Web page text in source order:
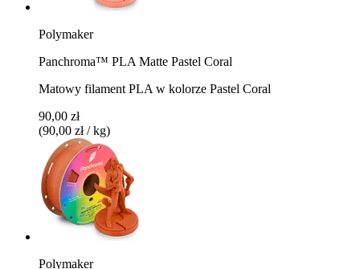
Polymaker
Panchroma™ PLA Matte Pastel Coral
Matowy filament PLA w kolorze Pastel Coral
90,00 zł
(90,00 zł / kg)
Polymaker